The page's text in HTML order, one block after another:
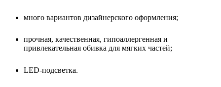
много вариантов дизайнерского оформления;
прочная, качественная, гипоаллергенная и
привлекательная обивка для мягких частей;
LED-подсветка.